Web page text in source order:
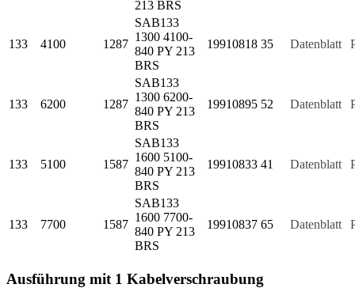
213 BRS
133 4100 1287
SAB133
1300 4100-
840 PY 213
BRS
19910818 35 Datenblatt
133 6200 1287
SAB133
1300 6200-
840 PY 213
BRS
19910895 52 Datenblatt
133 5100 1587
SAB133
1600 5100-
840 PY 213
BRS
19910833 41 Datenblatt
133 7700 1587
SAB133
1600 7700-
840 PY 213
BRS
19910837 65 Datenblatt
Ausführung mit 1 Kabelverschraubung